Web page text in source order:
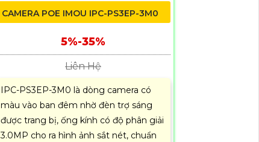
CAMERA POE IMOU IPC-PS3EP-3M0
5%-35%
Liên Hệ
IPC-PS3EP-3M0 là dòng camera có
màu vào ban đêm nhờ đèn trợ sáng
được trang bị, ống kính có độ phân giải
3.0MP cho ra hình ảnh sắt nét, chuẩn